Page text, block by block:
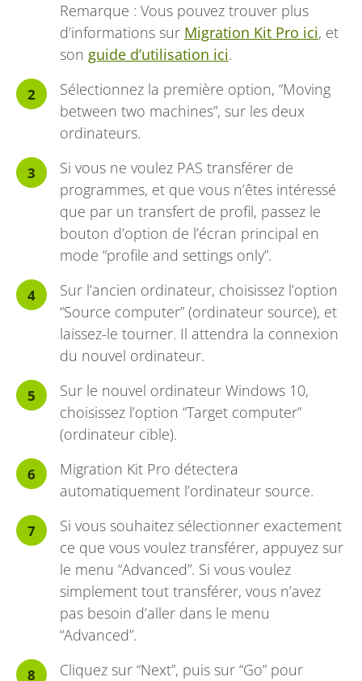
Remarque : Vous pouvez trouver plus
d’informations sur Migration Kit Pro ici, et
son guide d’utilisation ici.
Sélectionnez la première option, “Moving
between two machines”, sur les deux
ordinateurs.
Si vous ne voulez PAS transférer de
programmes, et que vous n’êtes intéressé
que par un transfert de profil, passez le
bouton d’option de l’écran principal en
mode “profile and settings only”.
Sur l’ancien ordinateur, choisissez l’option
“Source computer” (ordinateur source), et
laissez-le tourner. Il attendra la connexion
du nouvel ordinateur.
Sur le nouvel ordinateur Windows 10,
choisissez l’option “Target computer”
(ordinateur cible).
Migration Kit Pro détectera
automatiquement l’ordinateur source.
Si vous souhaitez sélectionner exactement
ce que vous voulez transférer, appuyez sur
le menu “Advanced”. Si vous voulez
simplement tout transférer, vous n’avez
pas besoin d’aller dans le menu
“Advanced”.
Cliquez sur “Next”, puis sur “Go” pour